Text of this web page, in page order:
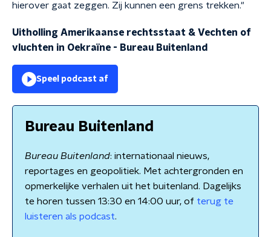
hierover gaat zeggen. Zij kunnen een grens trekken."
Uitholling Amerikaanse rechtsstaat & Vechten of
vluchten in Oekraïne - Bureau Buitenland
Speel podcast af
Bureau Buitenland
Bureau Buitenland: internationaal nieuws,
reportages en geopolitiek. Met achtergronden en
opmerkelijke verhalen uit het buitenland. Dagelijks
te horen tussen 13:30 en 14:00 uur, of terug te
luisteren als podcast.